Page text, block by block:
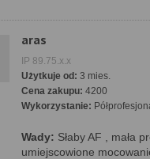
aras
IP 89.75.x.x
Użytkuje od: 3 mies.
Cena zakupu: 4200
Wykorzystanie:
Wady: Słaby AF , mała
umiejscowione